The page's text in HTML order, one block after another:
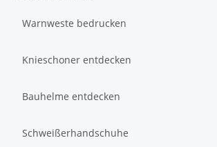
Warnweste bedrucken
Knieschoner entdecken
Bauhelme entdecken
Schweißerhandschuhe